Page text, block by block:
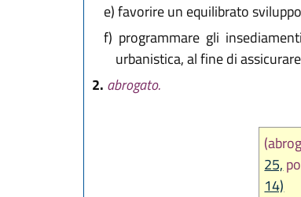
e)favorire un equilibrato
f) programmare gli
urbanistica, al fine di
2. abrogato.
25,
14)